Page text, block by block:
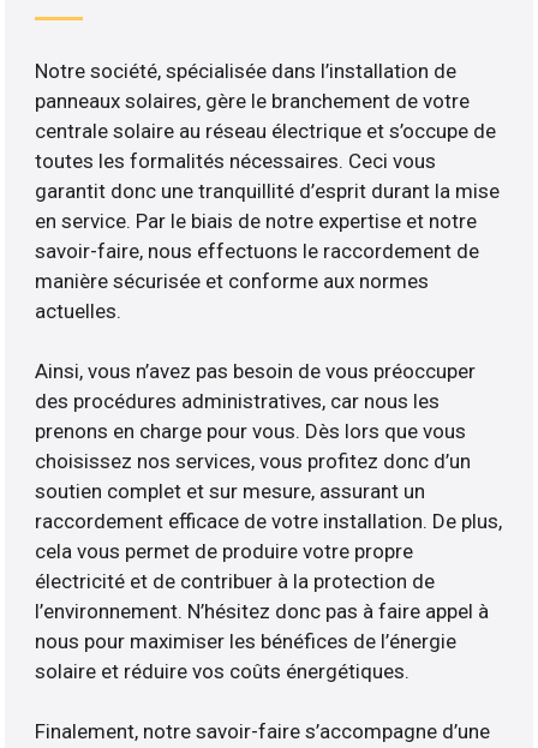
Notre société, spécialisée dans l’installation de
panneaux solaires, gère le branchement de votre
centrale solaire au réseau électrique et s’occupe de
toutes les formalités nécessaires. Ceci vous
garantit donc une tranquillité d’esprit durant la mise
en service. Par le biais de notre expertise et notre
savoir-faire, nous effectuons le raccordement de
manière sécurisée et conforme aux normes
actuelles.
Ainsi, vous n’avez pas besoin de vous préoccuper
des procédures administratives, car nous les
prenons en charge pour vous. Dès lors que vous
choisissez nos services, vous profitez donc d’un
soutien complet et sur mesure, assurant un
raccordement efficace de votre installation. De plus,
cela vous permet de produire votre propre
électricité et de contribuer à la protection de
l’environnement. N’hésitez donc pas à faire appel à
nous pour maximiser les bénéfices de l’énergie
solaire et réduire vos coûts énergétiques.
Finalement, notre savoir-faire s’accompagne d’une